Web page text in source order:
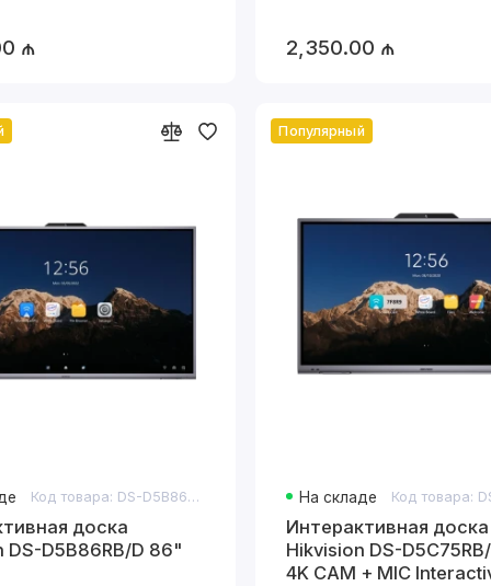
с клиентами.
и приложениями.
доски и панели в школах и
киоски, панели для видеоконференций и
и AR для обучения и симуляций.
₼ 2,350.00 ₼
Код товара: DS-D5B86RB/D 86"
доска
DS-D5B86RB/D 86"
Популярный
На складе
Интерактивная доска
Hikvision DS-D5C75RB/B
4K CAM + MIC